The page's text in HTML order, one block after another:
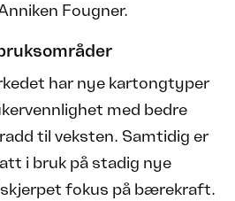
Fougner.
har nye kartongtyper
med bedre
til veksten. Samtidig er
i bruk på stadig nye
fokus på bærekraft.